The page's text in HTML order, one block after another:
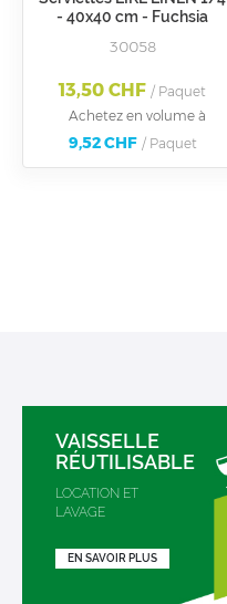
- 40x40 cm - Fuchsia
30058
13,50 CHF / Paquet
Achetez en volume à
9,52 CHF / Paquet
VAISSELLE
RÉUTILISABLE
LOCATION ET
LAVAGE
EN SAVOIR PLUS